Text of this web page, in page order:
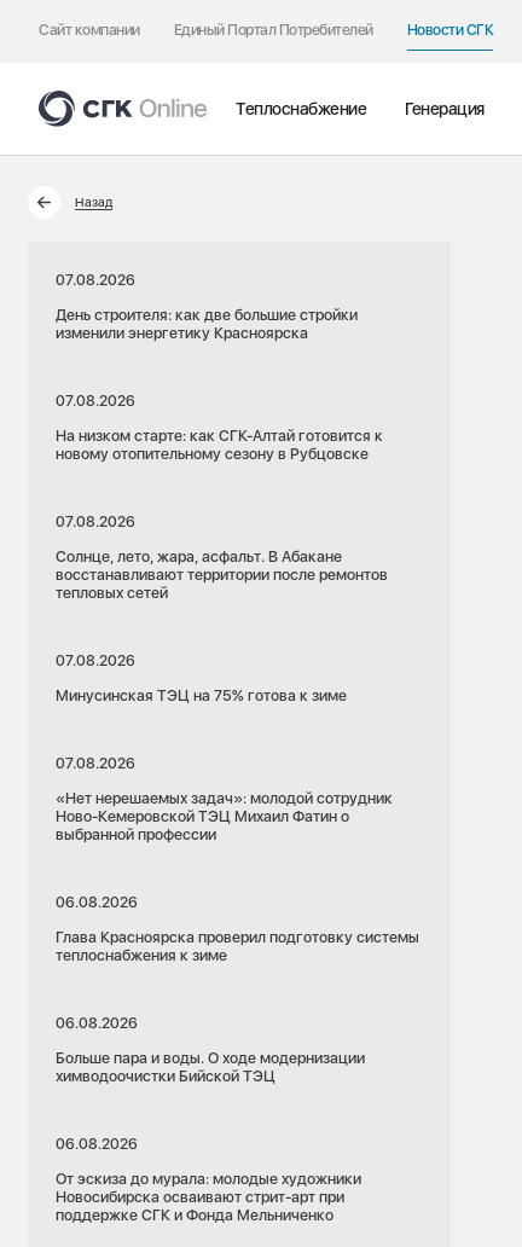
Сайт компании Единый Портал Потребителей Новости СГК
Теплоснабжение Генерация
Назад
07.08.2026
День строителя: как две большие стройки
изменили энергетику Красноярска
07.08.2026
На низком старте: как СГК-Алтай готовится к
новому отопительному сезону в Рубцовске
07.08.2026
Солнце, лето, жара, асфальт. В Абакане
восстанавливают территории после ремонтов
тепловых сетей
07.08.2026
Минусинская ТЭЦ на 75% готова к зиме
07.08.2026
«Нет нерешаемых задач»: молодой сотрудник
Ново-Кемеровской ТЭЦ Михаил Фатин о
выбранной профессии
06.08.2026
Глава Красноярска проверил подготовку системы
теплоснабжения к зиме
06.08.2026
Больше пара и воды. О ходе модернизации
химводоочистки Бийской ТЭЦ
06.08.2026
От эскиза до мурала: молодые художники
Новосибирска осваивают стрит-арт при
поддержке СГК и Фонда Мельниченко